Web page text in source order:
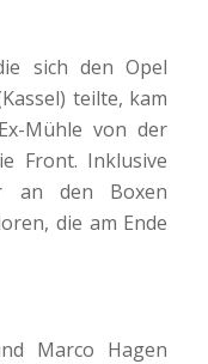
sich den Opel
teilte, kam
Mühle von der
Front. Inklusive
an den Boxen
die am Ende
Marco Hagen